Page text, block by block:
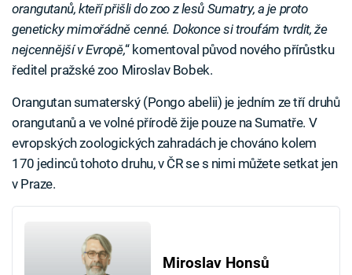
orangutanů, kteří přišli do zoo z lesů Sumatry, a je proto
geneticky mimořádně cenné. Dokonce si troufám tvrdit, že
nejcennější v Evropě,“ komentoval původ nového přírůstku
ředitel pražské zoo Miroslav Bobek.
Orangutan sumaterský (Pongo abelii) je jedním ze tří druhů
orangutanů a ve volné přírodě žije pouze na Sumatře. V
evropských zoologických zahradách je chováno kolem
170 jedinců tohoto druhu, v ČR se s nimi můžete setkat jen
v Praze.
Miroslav Honsů